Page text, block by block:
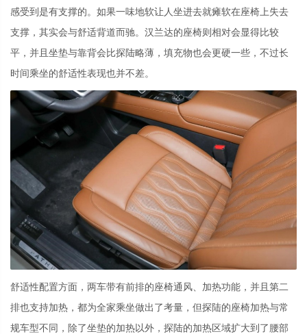
感受到是有支撑的。如果一味地软让人坐进去就瘫软在座椅上失去
支撑，其实会与舒适背道而驰。汉兰达的座椅则相对会显得比较
平，并且坐垫与靠背会比探陆略薄，填充物也会更硬一些，不过长
时间乘坐的舒适性表现也并不差。
舒适性配置方面，两车带有前排的座椅通风、加热功能，并且第二
排也支持加热，都为全家乘坐做出了考量，但探陆的座椅加热与常
规车型不同，除了坐垫的加热以外，探陆的加热区域扩大到了腰部